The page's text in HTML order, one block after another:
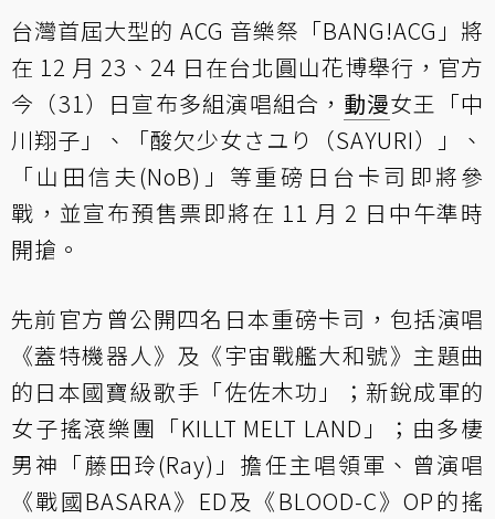
台灣首屆大型的 ACG 音樂祭「BANG!ACG」將
在 12 月 23、24 日在台北圓山花博舉行，官方
今（31）日宣布多組演唱組合， 動漫女王「中
川翔子」、「酸欠少女さユり（SAYURI）」、
「山田信夫(NoB)」等重磅日台卡司即將參
戰，並宣布預售票即將在 11 月 2 日中午準時
開搶。
先前官方曾公開四名日本重磅卡司，包括演唱
《蓋特機器人》及《宇宙戰艦大和號》主題曲
的日本國寶級歌手「佐佐木功」；新銳成軍的
女子搖滾樂團「KILLT MELT LAND」；由多棲
男神「藤田玲(Ray)」擔任主唱領軍、曾演唱
《戰國BASARA》ED及《BLOOD-C》OP的搖